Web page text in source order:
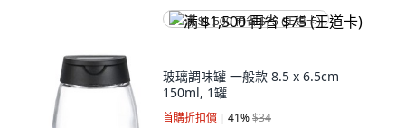
满 $1,500 再省 $75 (王道卡)
玻璃調味罐 一般款 8.5 x 6.5cm
150ml, 1罐
首購折扣價 41%$34